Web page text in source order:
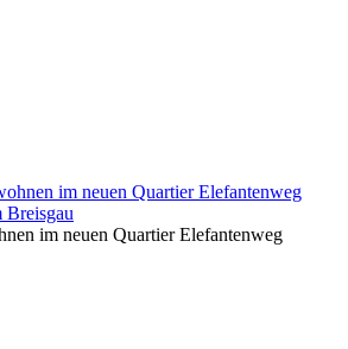
Breisgau
im neuen Quartier Elefantenweg